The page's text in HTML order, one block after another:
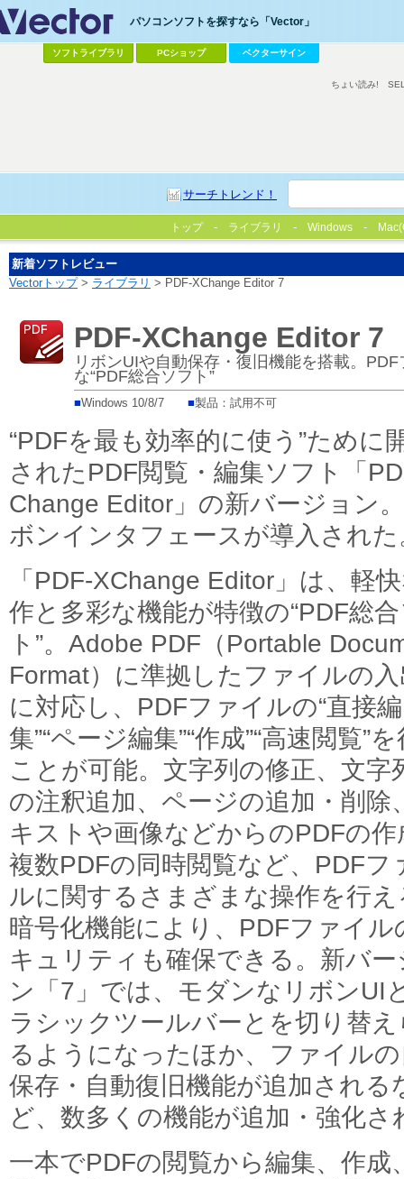
パソコンソフトを探すなら「Vector」
ソフトライブラリ PCショップ ベクターサイン
サーチトレンド！
ちょい読み!
トップ ライブラリ Windows
新着ソフトレビュー
Vectorトップ> ライブラリ > PDF-XChange Editor 7
PDF-XChange Editor 7
リボンUIや自動保存・復旧機能を搭載。
な“PDF総合ソフト”
■Windows 10/8/7 ■製品：試用不可
“PDFを最も効率的に使う”ために
されたPDF閲覧・編集ソフト「
Change Editor」の新バージョン
ボンインタフェースが導入された
「PDF-XChange Editor」は、軽
作と多彩な機能が特徴の“PDF総
ト”。Adobe PDF（Portable
Format）に準拠したファイルの
に対応し、PDFファイルの“直接編
集”“ページ編集”“作成”“高速閲覧”
ことが可能。文字列の修正、文字
の注釈追加、ページの追加・削除
キストや画像などからのPDFの作
複数PDFの同時閲覧など、PDFフ
ルに関するさまざまな操作を行え
暗号化機能により、PDFファイル
キュリティも確保できる。新バー
ン「7」では、モダンなリボンUI
ラシックツールバーとを切り替
るようになったほか、ファイル
保存・自動復旧機能が追加される
ど、数多くの機能が追加・強化さ
一本でPDFの閲覧から編集、作成